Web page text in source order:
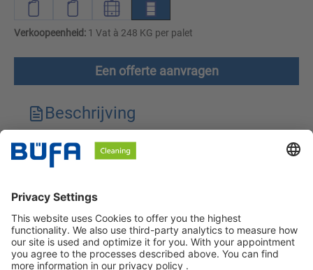
Verkoopeenheid: 1 Vat à 248 KG per palet
Een offerte aanvragen
Beschrijving
Technische kenmerken
Veiligheidsinstructies